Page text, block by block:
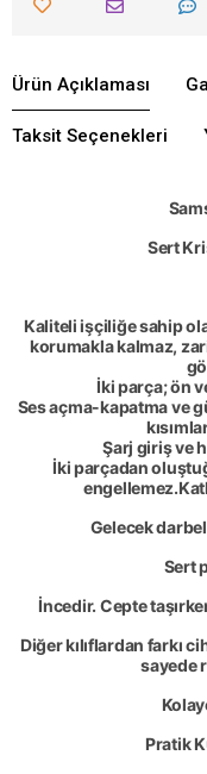
Ürün Açıklaması
Taksit Seçenekleri
Sert
Kaliteli işçiliğe sahip
korumakla kalmaz,
İki parça; ön
Ses açma-kapatma ve
Şarj giriş ve
İki parçadan
engellemez.
Gelecek
Sert
İncedir. Cepte
Diğer kılıflardan farkı
sayede
Pratik